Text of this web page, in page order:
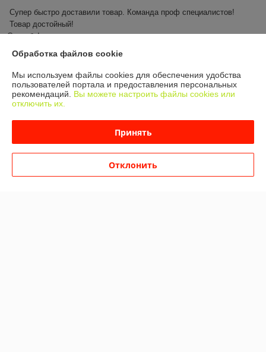
Супер быстро доставили товар. Команда проф специалистов!
Спасибо!
Показать все отзывы
О нас
Доставка и оплата
Обработка файлов cookie
Мы используем файлы cookies для обеспечения удобства
пользователей портала и предоставления персональных
рекомендаций. Вы можете настроить файлы cookies или
отключить их.
Принять
Отклонить